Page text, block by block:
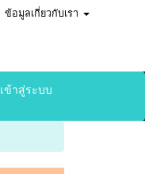
ข้อมูลเกี่ยวกับเรา
เข้าสู่ระบบ